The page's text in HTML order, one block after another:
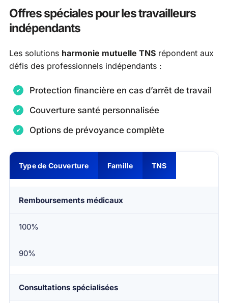
Offres spéciales pour les travailleurs
indépendants
Les solutions harmonie mutuelle TNS répondent aux
défis des professionnels indépendants :
Protection financière en cas d’arrêt de travail
Couverture santé personnalisée
Options de prévoyance complète
Type de Couverture Famille TNS
Remboursements médicaux
100%
90%
Consultations spécialisées